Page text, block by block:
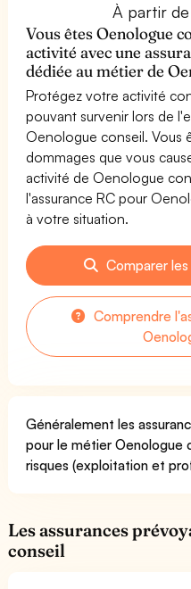
À partir
Vous êtes Oenologue
activité avec une
dédiée au métier de
Protégez votre activité
pouvant survenir lors de
Oenologue conseil. Vous
dommages que vous
activité de Oenologue
l'assurance RC pour
à votre situation.
Comparer
Comprendre
Généralement les
pour le métier Oenologue
risques (exploitation et
Les assurances
conseil